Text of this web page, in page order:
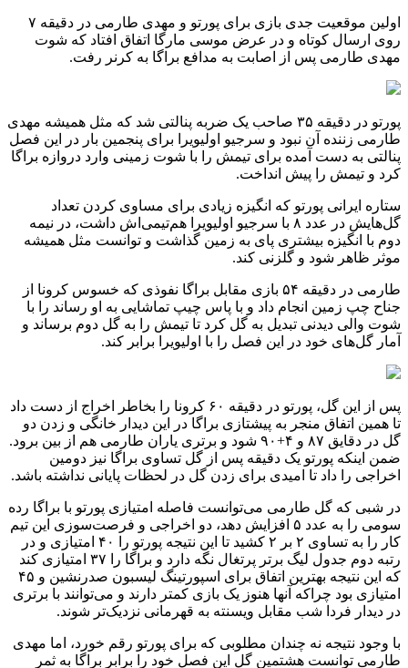
اولین موقعیت جدی بازی برای پورتو و مهدی طارمی در دقیقه ۷
روی ارسال کوتاه و در عرض موسی مارگا اتفاق افتاد که شوت
مهدی طارمی پس از اصابت به مدافع براگا به کرنر رفت.
پورتو در دقیقه ۳۵ صاحب یک ضربه پنالتی شد که مثل همیشه مهدی
طارمی زننده آن نبود و سرجیو اولیویرا برای پنجمین بار در این فصل
پنالتی به دست آمده برای تیمش را با شوت زمینی وارد دروازه براگا
کرد و تیمش را پیش انداخت.
ستاره ایرانی پورتو که انگیزه زیادی برای مساوی کردن تعداد
گل‌هایش در عدد ۸ با سرجیو اولیویرا هم‌تیمی‌اش داشت، در نیمه
دوم با انگیزه بیشتری پای به زمین گذاشت و توانست مثل همیشه
موثر ظاهر شود و گلزنی کند.
طارمی در دقیقه ۵۴ بازی مقابل براگا نفوذی که خسوس کرونا از
جناح چپ زمین انجام داد و با پاس چیپ تماشایی به او رساند را با
شوت والی دیدنی تبدیل به گل کرد تا تیمش را به گل دوم برساند و
آمار گل‌های خود در این فصل را با اولیویرا برابر کند.
پس از این گل، پورتو در دقیقه ۶۰ کرونا را بخاطر اخراج از دست داد
تا همین اتفاق منجر به پیشتازی براگا در این دیدار خانگی و زدن دو
گل در دقایق ۸۷ و ۴+۹۰ شود و برتری یاران طارمی هم از بین برود.
ضمن اینکه پورتو یک دقیقه پس از گل تساوی براگا نیز دومین
اخراجی را داد تا امیدی برای زدن گل در لحظات پایانی نداشته باشد.
در شبی که گل طارمی می‌توانست فاصله امتیازی پورتو با براگا رده
سومی را به عدد ۵ افزایش دهد، دو اخراجی و فرصت‌سوزی این تیم
کار را به تساوی ۲ بر ۲ کشید تا این نتیجه پورتو را ۴۰ امتیازی و در
رتبه دوم جدول لیگ برتر پرتغال نگه دارد و براگا را ۳۷ امتیازی کند
که این نتیجه بهترین اتفاق برای اسپورتینگ لیسبون صدرنشین و ۴۵
امتیازی بود چراکه آنها هنوز یک بازی کمتر دارند و می‌توانند با برتری
در دیدار فردا شب مقابل ویسنته به قهرمانی نزدیک‌تر شوند.
با وجود نتیجه نه چندان مطلوبی که برای پورتو رقم خورد، اما مهدی
طارمی توانست هشتمین گل این فصل خود را برابر براگا به ثمر